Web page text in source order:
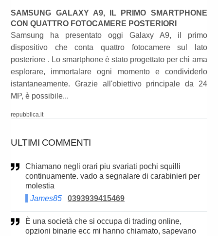
SAMSUNG GALAXY A9, IL PRIMO SMARTPHONE
CON QUATTRO FOTOCAMERE POSTERIORI
Samsung ha presentato oggi Galaxy A9, il primo
dispositivo che conta quattro fotocamere sul lato
posteriore . Lo smartphone è stato progettato per chi ama
esplorare, immortalare ogni momento e condividerlo
istantaneamente. Grazie all'obiettivo principale da 24
MP, è possibile...
repubblica.it
ULTIMI COMMENTI
Chiamano negli orari piu svariati pochi squilli
continuamente. vado a segnalare di carabinieri per
molestia
James85
0393939415469
è una società che si occupa di trading online,
opzioni binarie ecc mi hanno chiamato, sapevano